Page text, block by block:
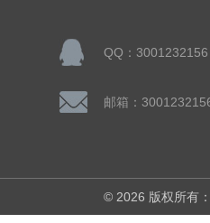
QQ：3001232156
邮箱：
© 2026 版权所有